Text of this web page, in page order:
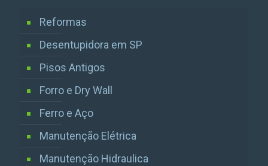
Reformas
Desentupidora em SP
Pisos Antigos
Forro e Dry Wall
Ferro e Aço
Manutenção Elétrica
Manutenção Hidraulica